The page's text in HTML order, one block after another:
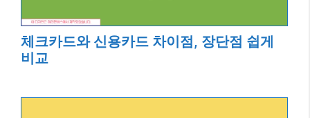
체크카드와 신용카드 차이점, 장단점 쉽게
비교